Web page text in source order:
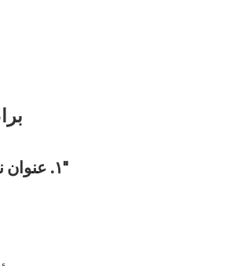
١. عنوان نموذج المنفعة: "جهاز تشكيل ورق تعبئة غير منتظم الشكل ومقاوم للضغط"